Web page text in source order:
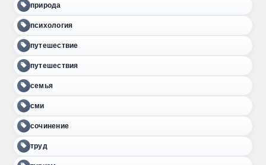
природа
психология
путешествие
путешествия
семья
сми
сочинение
труд